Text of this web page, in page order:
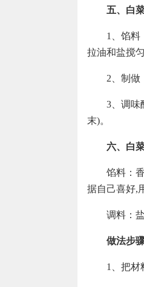
五、白
1、馅料
拉油和盐搅
2、制做
3、调味
末)。
六、白
馅料：
据自己喜好,
调料：
做法步
1、把材